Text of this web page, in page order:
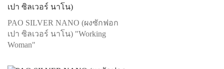
PAO SILVER NANO (ผงซักฟอก
เปา ซิลเวอร์ นาโน) "Working
Woman"